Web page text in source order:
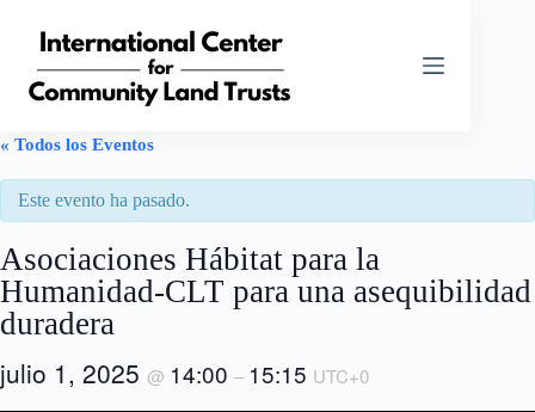
contenido
« Todos los Eventos
Este evento ha pasado.
Asociaciones Hábitat para la
Humanidad-CLT para una asequibilidad
duradera
julio 1, 2025 @ 14:00 – 15:15 UTC+0